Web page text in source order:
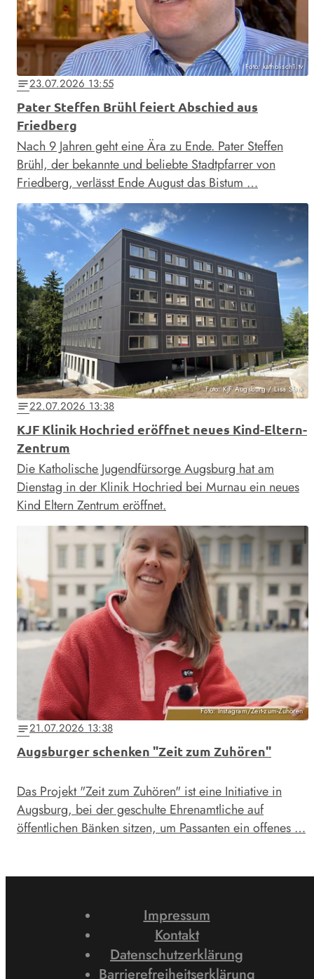
Foto: katholisch1.tv
notes23.07.2026 13:55
Pater Steffen Brühl feiert Abschied aus
Friedberg
Nach 9 Jahren geht eine Ära zu Ende. Pater Steffen
Brühl, der bekannte und beliebte Stadtpfarrer von
Friedberg, verlässt Ende August das Bistum …
Foto: KJF Augsburg / Lisa Stark
notes22.07.2026 13:38
KJF Klinik Hochried eröffnet neues Kind-Eltern-
Zentrum
Die Katholische Jugendfürsorge Augsburg hat am
Dienstag in der Klinik Hochried bei Murnau ein neues
Kind Eltern Zentrum eröffnet.
Foto: Instagram/Zeit-zum-Zuhören
notes21.07.2026 13:38
Augsburger schenken "Zeit zum Zuhören"
Das Projekt "Zeit zum Zuhören" ist eine Initiative in
Augsburg, bei der geschulte Ehrenamtliche auf
öffentlichen Bänken sitzen, um Passanten ein offenes …
Impressum
Kontakt
Datenschutzerklärung
Barrierefreiheitserklärung